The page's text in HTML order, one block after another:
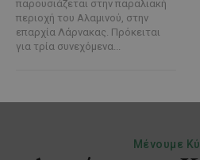
παρουσιάζεται στην παραλιακή
περιοχή του Αλαμινού, στην
επαρχία Λάρνακας. Πρόκειται
για τρία συνεχόμενα...